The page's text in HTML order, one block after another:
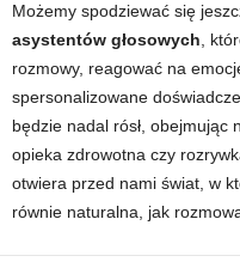
Możemy spodziewać się
asystentów głosowych ,
rozmowy, reagować na
spersonalizowane
będzie nadal rósł, obejmując
opieka zdrowotna czy
otwiera przed nami świat, w
równie naturalna, jak